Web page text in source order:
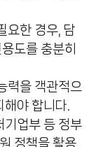
요한 경우, 담
도를 충분히
력을 객관적으
야 합니다.
기업부 등 정부
정책을 활용